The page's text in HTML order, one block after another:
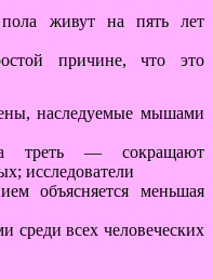
пола живут на пять лет
причине, что это
наследуемые мышами
треть — сокращают
исследователи
объясняется меньшая
всех человеческих